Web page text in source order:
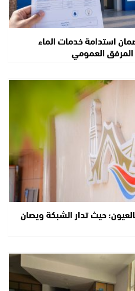
استدامة خدمات الماء
المرفق العمومي
حيث تدار الشبكة ويصان